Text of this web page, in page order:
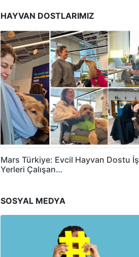
HAYVAN DOSTLARIMIZ
Mars Türkiye: Evcil Hayvan Dostu İş
Yerleri Çalışan…
SOSYAL MEDYA